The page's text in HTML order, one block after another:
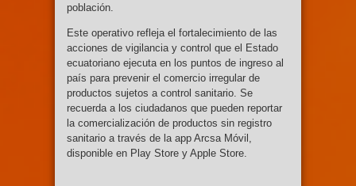
población.
Este operativo refleja el fortalecimiento de las
acciones de vigilancia y control que el Estado
ecuatoriano ejecuta en los puntos de ingreso al
país para prevenir el comercio irregular de
productos sujetos a control sanitario. Se
recuerda a los ciudadanos que pueden reportar
la comercialización de productos sin registro
sanitario a través de la app Arcsa Móvil,
disponible en Play Store y Apple Store.